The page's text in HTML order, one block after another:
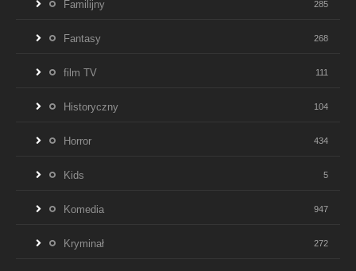
Familijny 285
Fantasy 268
film TV 111
Historyczny 104
Horror 434
Kids 5
Komedia 947
Kryminał 272